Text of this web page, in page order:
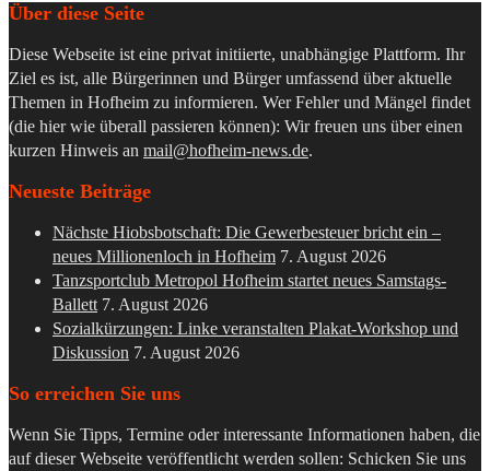
Über diese Seite
Diese Webseite ist eine privat initiierte, unabhängige Plattform. Ihr
Ziel es ist, alle Bürgerinnen und Bürger umfassend über aktuelle
Themen in Hofheim zu informieren. Wer Fehler und Mängel findet
(die hier wie überall passieren können): Wir freuen uns über einen
kurzen Hinweis an mail@hofheim-news.de.
Neueste Beiträge
Nächste Hiobsbotschaft: Die Gewerbesteuer bricht ein –
neues Millionenloch in Hofheim 7. August 2026
Tanzsportclub Metropol Hofheim startet neues Samstags-
Ballett 7. August 2026
Sozialkürzungen: Linke veranstalten Plakat-Workshop und
Diskussion 7. August 2026
So erreichen Sie uns
Wenn Sie Tipps, Termine oder interessante Informationen haben, die
auf dieser Webseite veröffentlicht werden sollen: Schicken Sie uns